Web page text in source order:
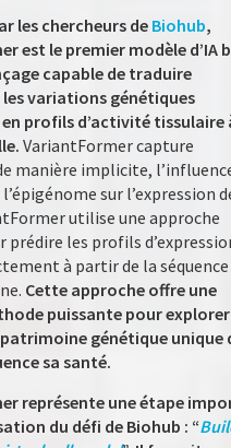
les chercheurs de Biohub,
est le premier modèle d’IA
capable de traduire
variations génétiques
profils d’activité tissulaire
VariantFormer capture
manière implicite,
sur l’expression
utilise une approche
prédire les profils
à partir de la séquence
Cette approche offre une
puissante pour explorer
génétique unique
sa santé.
représente une étape
du défi de Biohub : “